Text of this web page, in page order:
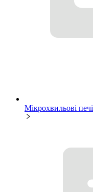
Мікрохвильові печі